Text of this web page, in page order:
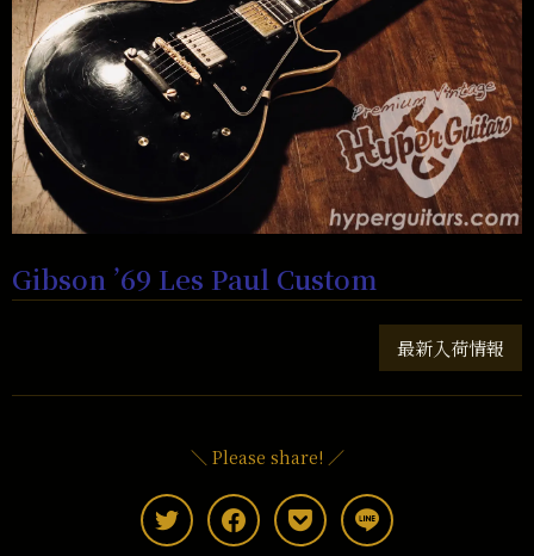
Gibson ’69 Les Paul Custom
最新入荷情報
＼ Please share! ／